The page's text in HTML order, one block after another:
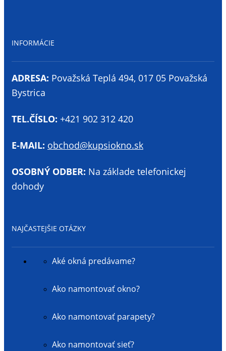
INFORMÁCIE
ADRESA: Považská Teplá 494, 017 05 Považská
Bystrica
TEL.ČÍSLO: +421 902 312 420
E-MAIL: obchod@kupsiokno.sk
OSOBNÝ ODBER: Na základe telefonickej
dohody
NAJČASTEJŠIE OTÁZKY
Aké okná predávame?
Ako namontovať okno?
Ako namontovať parapety?
Ako namontovať sieť?